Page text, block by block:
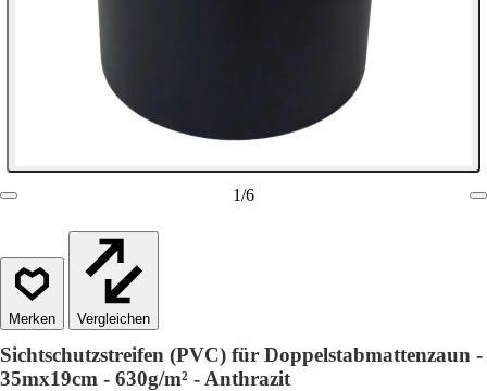
1/6
Vergleichen
Sichtschutzstreifen (PVC) für Doppelstabmattenzaun -
35mx19cm - 630g/m² - Anthrazit